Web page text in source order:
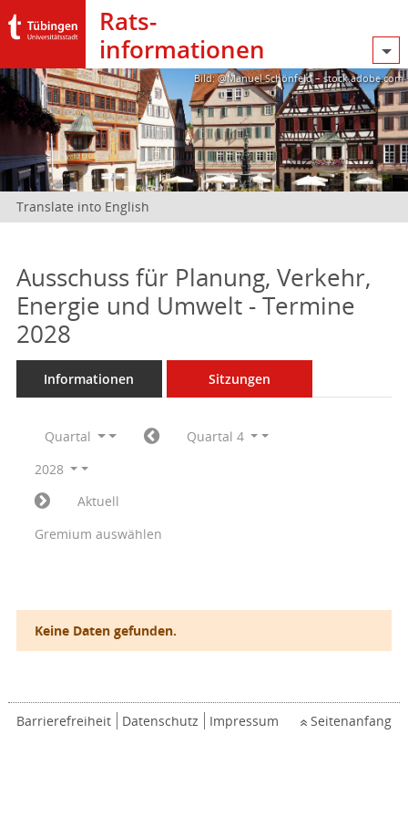
Rats­
informationen
Bild: @Manuel Schönfeld – stock.adobe.com
Translate into English
Ausschuss für Planung, Verkehr,
Energie und Umwelt - Termine
2028
Informationen Sitzungen
Quartal
Quartal 4
2028
Aktuell
Gremium auswählen
Keine Daten gefunden.
Barrierefreiheit Datenschutz Impressum Seitenanfang